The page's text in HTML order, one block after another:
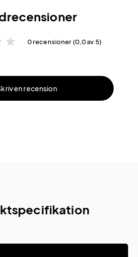
star 0 recensioner (0,0 av 5)
en recension